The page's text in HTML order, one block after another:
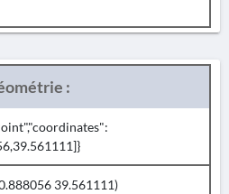
:
39.561111)